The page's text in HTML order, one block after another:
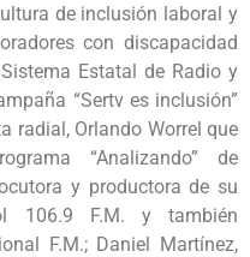
de inclusión laboral y
con discapacidad
Estatal de Radio y
“Sertv es inclusión”
radial, Orlando Worrel que
“Analizando” de
y productora de su
106.9 F.M. y también
F.M.; Daniel Martínez,